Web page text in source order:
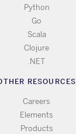
Python
Go
Scala
Clojure
.NET
RESOURCES
Careers
Elements
Products